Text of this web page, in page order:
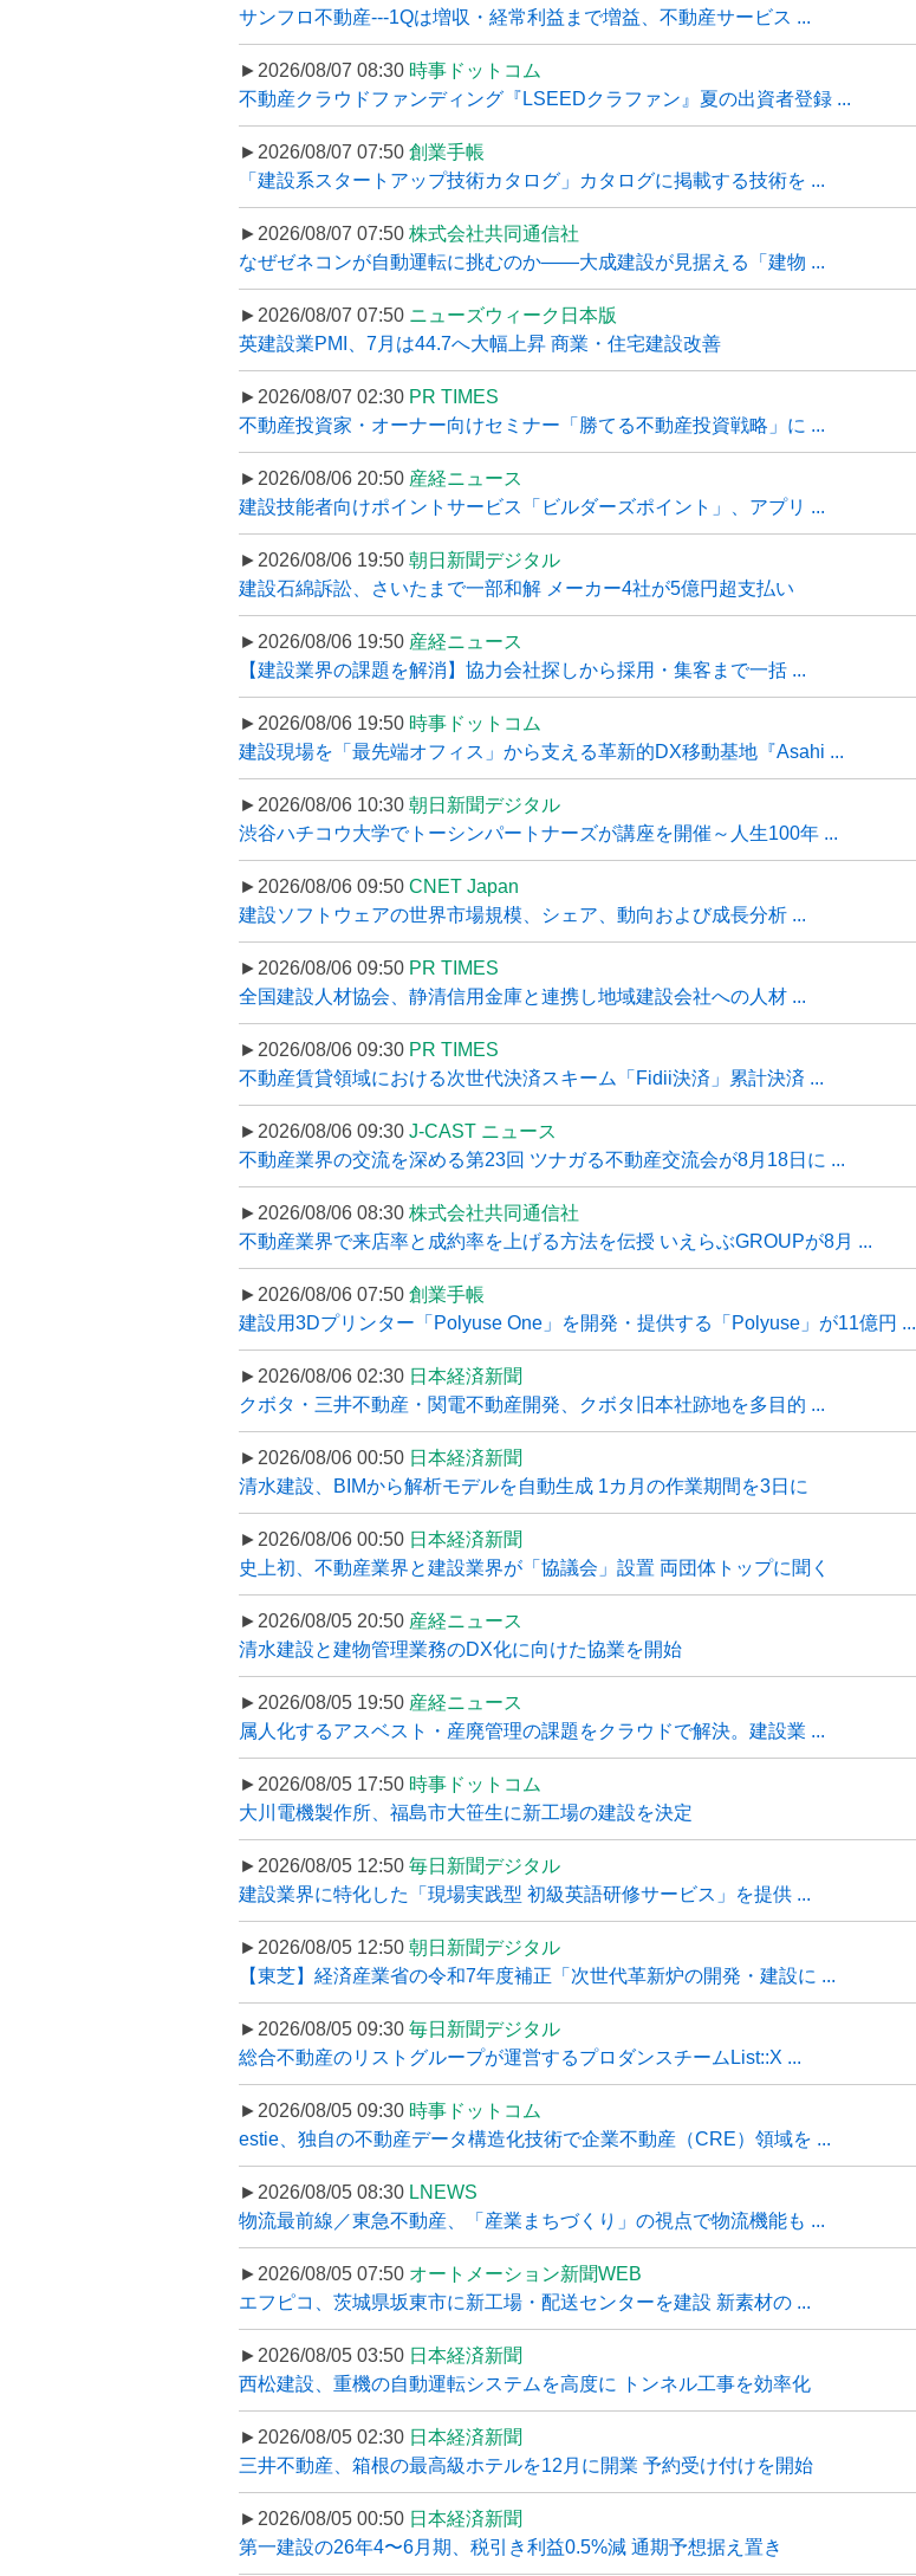
サンフロ不動産---1Qは増収・経常利益まで増益、不動産サービス ...
►2026/08/07 08:30 時事ドットコム
不動産クラウドファンディング『LSEEDクラファン』夏の出資者登録 ...
►2026/08/07 07:50 創業手帳
「建設系スタートアップ技術カタログ」カタログに掲載する技術を ...
►2026/08/07 07:50 株式会社共同通信社
なぜゼネコンが自動運転に挑むのか――大成建設が見据える「建物 ...
►2026/08/07 07:50 ニューズウィーク日本版
英建設業PMI、7月は44.7へ大幅上昇 商業・住宅建設改善
►2026/08/07 02:30 PR TIMES
不動産投資家・オーナー向けセミナー「勝てる不動産投資戦略」に ...
►2026/08/06 20:50 産経ニュース
建設技能者向けポイントサービス「ビルダーズポイント」、アプリ ...
►2026/08/06 19:50 朝日新聞デジタル
建設石綿訴訟、さいたまで一部和解 メーカー4社が5億円超支払い
►2026/08/06 19:50 産経ニュース
【建設業界の課題を解消】協力会社探しから採用・集客まで一括 ...
►2026/08/06 19:50 時事ドットコム
建設現場を「最先端オフィス」から支える革新的DX移動基地『Asahi ...
►2026/08/06 10:30 朝日新聞デジタル
渋谷ハチコウ大学でトーシンパートナーズが講座を開催～人生100年 ...
►2026/08/06 09:50 CNET Japan
建設ソフトウェアの世界市場規模、シェア、動向および成長分析 ...
►2026/08/06 09:50 PR TIMES
全国建設人材協会、静清信用金庫と連携し地域建設会社への人材 ...
►2026/08/06 09:30 PR TIMES
不動産賃貸領域における次世代決済スキーム「Fidii決済」累計決済 ...
►2026/08/06 09:30 J-CAST ニュース
不動産業界の交流を深める第23回 ツナガる不動産交流会が8月18日に ...
►2026/08/06 08:30 株式会社共同通信社
不動産業界で来店率と成約率を上げる方法を伝授 いえらぶGROUPが8月 ...
►2026/08/06 07:50 創業手帳
建設用3Dプリンター「Polyuse One」を開発・提供する「Polyuse」が11億円 ...
►2026/08/06 02:30 日本経済新聞
クボタ・三井不動産・関電不動産開発、クボタ旧本社跡地を多目的 ...
►2026/08/06 00:50 日本経済新聞
清水建設、BIMから解析モデルを自動生成 1カ月の作業期間を3日に
►2026/08/06 00:50 日本経済新聞
史上初、不動産業界と建設業界が「協議会」設置 両団体トップに聞く
►2026/08/05 20:50 産経ニュース
清水建設と建物管理業務のDX化に向けた協業を開始
►2026/08/05 19:50 産経ニュース
属人化するアスベスト・産廃管理の課題をクラウドで解決。建設業 ...
►2026/08/05 17:50 時事ドットコム
大川電機製作所、福島市大笹生に新工場の建設を決定
►2026/08/05 12:50 毎日新聞デジタル
建設業界に特化した「現場実践型 初級英語研修サービス」を提供 ...
►2026/08/05 12:50 朝日新聞デジタル
【東芝】経済産業省の令和7年度補正「次世代革新炉の開発・建設に ...
►2026/08/05 09:30 毎日新聞デジタル
総合不動産のリストグループが運営するプロダンスチームList::X ...
►2026/08/05 09:30 時事ドットコム
estie、独自の不動産データ構造化技術で企業不動産（CRE）領域を ...
►2026/08/05 08:30 LNEWS
物流最前線／東急不動産、「産業まちづくり」の視点で物流機能も ...
►2026/08/05 07:50 オートメーション新聞WEB
エフピコ、茨城県坂東市に新工場・配送センターを建設 新素材の ...
►2026/08/05 03:50 日本経済新聞
西松建設、重機の自動運転システムを高度に トンネル工事を効率化
►2026/08/05 02:30 日本経済新聞
三井不動産、箱根の最高級ホテルを12月に開業 予約受け付けを開始
►2026/08/05 00:50 日本経済新聞
第一建設の26年4〜6月期、税引き利益0.5%減 通期予想据え置き